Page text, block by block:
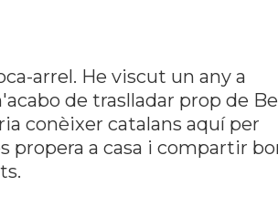
arrel. He viscut un any a
de traslladar prop de
conèixer catalans aquí­ per
propera a casa i compartir